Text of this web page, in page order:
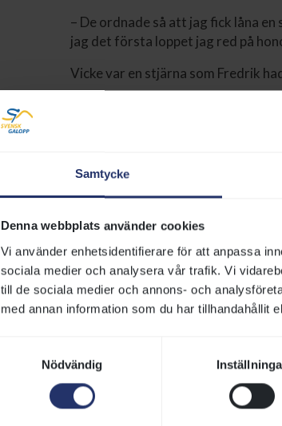
Samtycke
Denna webbplats använder cookies
Vi använder enhetsidentifierare för att anpassa
sociala medier och analysera vår trafik. Vi
till de sociala medier och annons- och
med annan information som du har tillhandahållit
Nödvändig
– De ordnade så att jag fick låna
jag det första loppet jag red på
Vicke var en stjärna som Fredrik